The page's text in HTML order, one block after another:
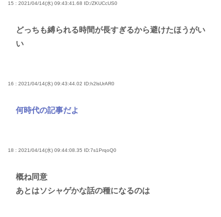
15 : 2021/04/14(水) 09:43:41.68 ID:/ZKUCcUS0
どっちも縛られる時間が長すぎるから避けたほうがい
い
16 : 2021/04/14(水) 09:43:44.02 ID:h2lsUrAR0
何時代の記事だよ
18 : 2021/04/14(水) 09:44:08.35 ID:7s1PrqoQ0
概ね同意
あとはソシャゲかな話の種になるのは